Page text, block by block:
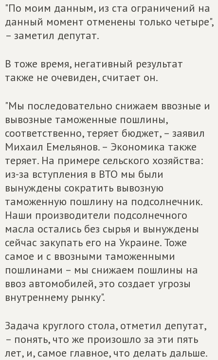
"По моим данным, из ста ограничений на
данный момент отменены только четыре",
– заметил депутат.
В тоже время, негативный результат
также не очевиден, считает он.
"Мы последовательно снижаем ввозные и
вывозные таможенные пошлины,
соответственно, теряет бюджет, – заявил
Михаил Емельянов. – Экономика также
теряет. На примере сельского хозяйства:
из-за вступления в ВТО мы были
вынуждены сократить вывозную
таможенную пошлину на подсолнечник.
Наши производители подсолнечного
масла остались без сырья и вынуждены
сейчас закупать его на Украине. Тоже
самое и с ввозными таможенными
пошлинами – мы снижаем пошлины на
ввоз автомобилей, это создает угрозы
внутреннему рынку".
Задача круглого стола, отметил депутат,
– понять, что же произошло за эти пять
лет, и, самое главное, что делать дальше.